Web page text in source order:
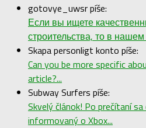
gotovye_uwsr píše:
Если вы ищете
строительства, то в нашем
Skapa personligt konto píše:
Can you be more specific
article?...
Subway Surfers píše:
Skvelý článok! Po prečítaní
informovaný o Xbox...